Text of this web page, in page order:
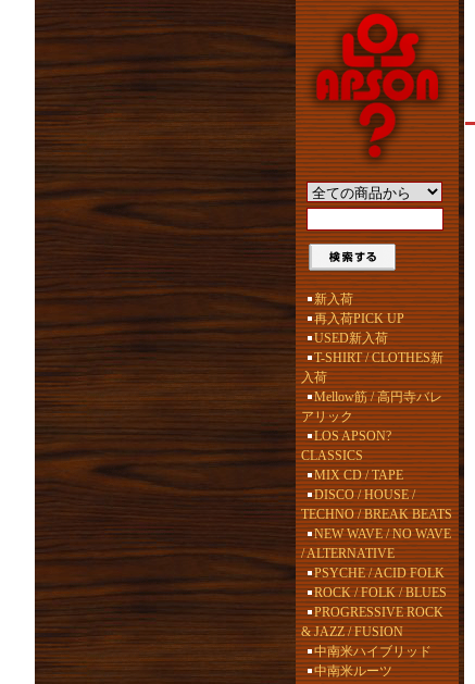
新入荷
再入荷PICK UP
USED新入荷
T-SHIRT / CLOTHES新
入荷
Mellow筋 / 高円寺バレ
アリック
LOS APSON?
CLASSICS
MIX CD / TAPE
DISCO / HOUSE /
TECHNO / BREAK BEATS
NEW WAVE / NO WAVE
/ ALTERNATIVE
PSYCHE / ACID FOLK
ROCK / FOLK / BLUES
PROGRESSIVE ROCK
& JAZZ / FUSION
中南米ハイブリッド
中南米ルーツ